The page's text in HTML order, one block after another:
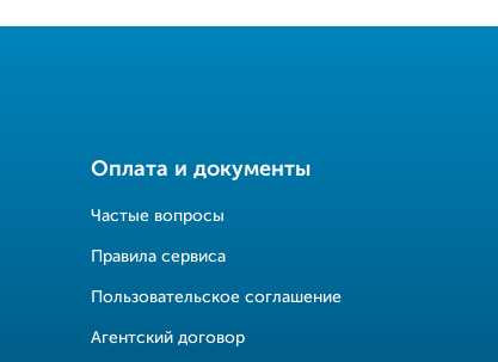
Оплата и документы
Частые вопросы
Правила сервиса
Пользовательское соглашение
Агентский договор